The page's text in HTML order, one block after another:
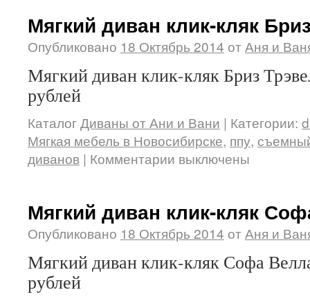
Мягкий диван клик-кляк
Опубликовано 18 Октябрь 2014 отАня и
Мягкий диван клик-кляк Бриз
рублей
КаталогДиваны от Ани и Вани | Категории:
Мягкая мебель в Новосибирске, ппу,
диванов | Комментарии выключены
Мягкий диван клик-кляк
Опубликовано 18 Октябрь 2014 отАня и
Мягкий диван клик-кляк Софа
рублей